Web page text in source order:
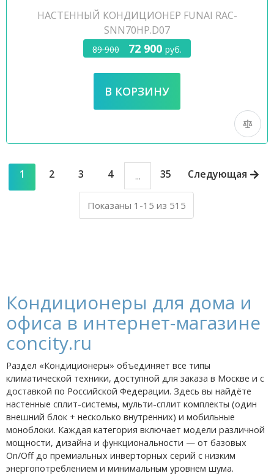
НАСТЕННЫЙ КОНДИЦИОНЕР FUNAI RAC-
SNN70HP.D07
89 900 72 900 руб.
1 2 3 4 ... 35 Следующая
Показаны 1-15 из 515
Кондиционеры для дома и
офиса в интернет-магазине
concity.ru
Раздел «Кондиционеры» объединяет все типы
климатической техники, доступной для заказа в Москве и с
доставкой по Российской Федерации. Здесь вы найдёте
настенные сплит-системы, мульти-сплит комплекты (один
внешний блок + несколько внутренних) и мобильные
моноблоки. Каждая категория включает модели различной
мощности, дизайна и функциональности — от базовых
On/Off до премиальных инверторных серий с низким
энергопотреблением и минимальным уровнем шума.